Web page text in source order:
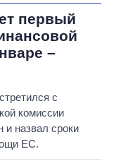
первый
–
с
комиссии
назвал сроки
ЕС.